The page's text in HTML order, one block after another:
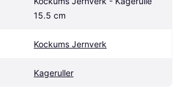
15.5 cm
Kockums Jernverk
Kageruller